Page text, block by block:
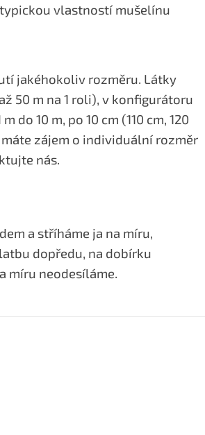
vlastností mušelínu
jakéhokoliv rozměru. Látky
50 m na 1 roli), v konfigurátoru
do 10 m, po 10 cm (110 cm, 120
zájem o individuální rozměr
nás.
a stříháme ja na míru,
dopředu, na dobírku
míru neodesíláme.